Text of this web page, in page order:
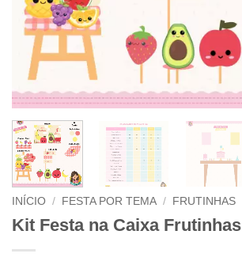
INÍCIO / FESTA POR TEMA / FRUTINHAS
Kit Festa na Caixa Frutinhas